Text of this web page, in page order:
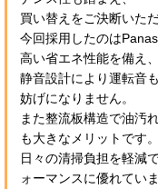
買い替えをご決断いた
今回採用したのは
高い省エネ性能を備え
静音設計により運転音
妨げになりません。
また整流板構造で油汚
も大きなメリットです。
日々の清掃負担を軽減
ォーマンスに優れていま